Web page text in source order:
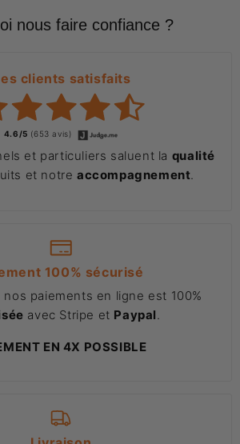
nous faire confiance ?
clients satisfaits
4.6/5 (653 avis)
et particuliers saluent la qualité
et notre accompagnement
100% sécurisé
paiements en ligne est 100%
avec Stripe et Paypal
EN 4X POSSIBLE